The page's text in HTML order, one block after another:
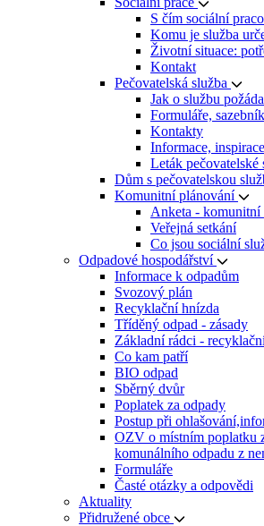
S čím sociální
Komu je služba
Životní situace:
Kontakt
Pečovatelská služba
Jak o službu
Formuláře,
Kontakty
Informace,
Leták pečovatelské
Dům s pečovatelskou
Komunitní plánování
Anketa - komunitní
Veřejná setkání
Co jsou sociální
Odpadové hospodářství
Informace k odpadům
Svozový plán
Recyklační hnízda
Tříděný odpad - zásady
Základní rádci -
Co kam patří
BIO odpad
Sběrný dvůr
Poplatek za odpady
Postup při
OZV o místním poplatku
komunálního odpadu z
Formuláře
Časté otázky a odpovědi
Aktuality
Přidružené obce